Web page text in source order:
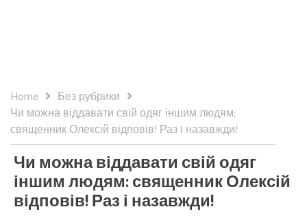
Home
Без рубрики
Чи можна віддавати свій одяг іншим людям:
священник Олексій відповів! Раз і назавжди!
Чи можна віддавати свій одяг
іншим людям: священник Олексій
відповів! Раз і назавжди!